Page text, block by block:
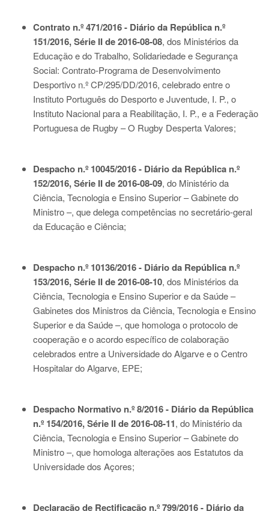
Contrato n.º 471/2016 - Diário da República n.º
151/2016, Série II de 2016-08-08, dos Ministérios da
Educação e do Trabalho, Solidariedade e Segurança
Social: Contrato-Programa de Desenvolvimento
Desportivo n.º CP/295/DD/2016, celebrado entre o
Instituto Português do Desporto e Juventude, I. P., o
Instituto Nacional para a Reabilitação, I. P., e a Federação
Portuguesa de Rugby – O Rugby Desperta Valores;
Despacho n.º 10045/2016 - Diário da República n.º
152/2016, Série II de 2016-08-09, do Ministério da
Ciência, Tecnologia e Ensino Superior – Gabinete do
Ministro –, que delega competências no secretário-geral
da Educação e Ciência;
Despacho n.º 10136/2016 - Diário da República n.º
153/2016, Série II de 2016-08-10, dos Ministérios da
Ciência, Tecnologia e Ensino Superior e da Saúde –
Gabinetes dos Ministros da Ciência, Tecnologia e Ensino
Superior e da Saúde –, que homologa o protocolo de
cooperação e o acordo específico de colaboração
celebrados entre a Universidade do Algarve e o Centro
Hospitalar do Algarve, EPE;
Despacho Normativo n.º 8/2016 - Diário da República
n.º 154/2016, Série II de 2016-08-11, do Ministério da
Ciência, Tecnologia e Ensino Superior – Gabinete do
Ministro –, que homologa alterações aos Estatutos da
Universidade dos Açores;
Declaração de Rectificação n.º 799/2016 - Diário da